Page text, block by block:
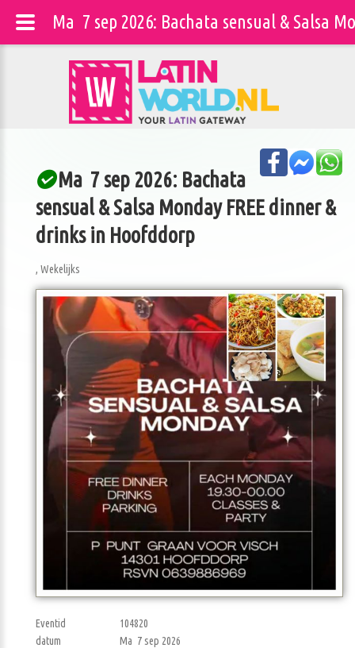
Ma 7 sep 2026: Bachata
sensual & Salsa Monday FREE dinner &
drinks in Hoofddorp
, Wekelijks
Eventid
104820
datum
Ma 7 sep 2026
Ma 7 sep 2026: Bachata sensual & Salsa